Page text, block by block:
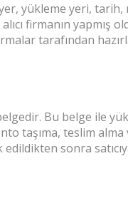
yükleme yeri, tarih,
firmanın yapmış
tarafından
Bu belge ile
taşıma, teslim
sonra